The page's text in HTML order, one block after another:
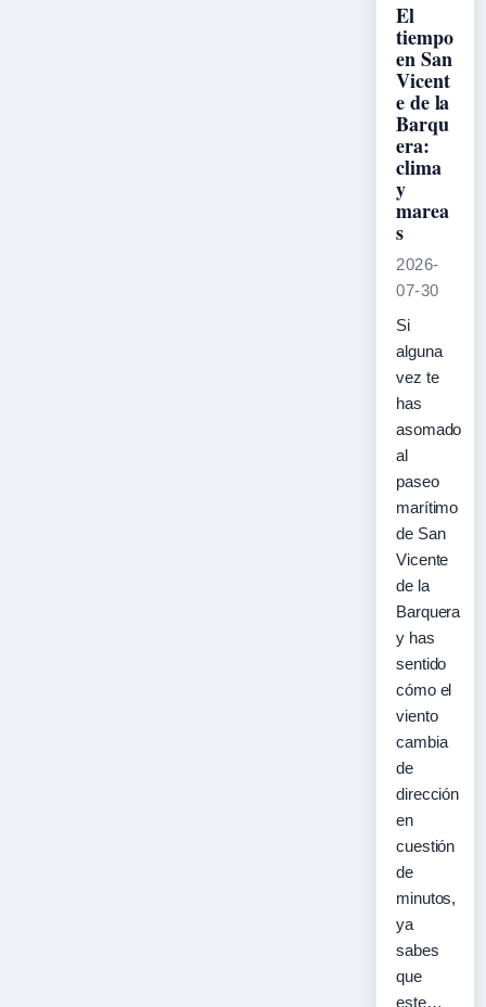
El
tiempo
en San
Vicent
e de la
Barqu
era:
clima
y
marea
s
2026-
07-30
Si
alguna
vez te
has
asomado
al
paseo
marítimo
de San
Vicente
de la
Barquera
y has
sentido
cómo el
viento
cambia
de
dirección
en
cuestión
de
minutos,
ya
sabes
que
este…